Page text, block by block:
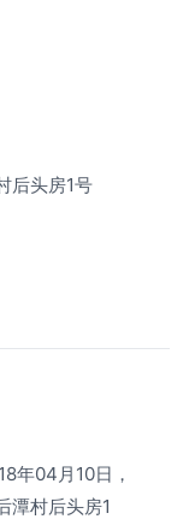
后头房1号
年04月10日，
潭村后头房1